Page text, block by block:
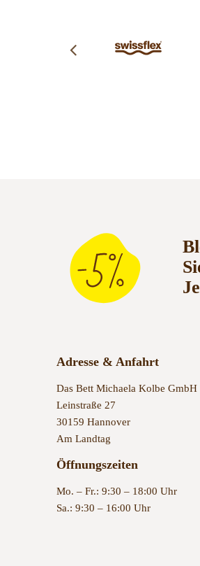
Adresse & Anfahrt
Das Bett Michaela Kolbe GmbH
Leinstraße 27
30159 Hannover
Am Landtag
Öffnungszeiten
Mo. – Fr.: 9:30 – 18:00 Uhr
Sa.: 9:30 – 16:00 Uhr